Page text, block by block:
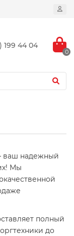
199 44 04
0
ваш надежный
Мы
полный
до